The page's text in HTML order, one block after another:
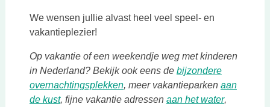
We wensen jullie alvast heel veel speel- en
vakantieplezier!
Op vakantie of een weekendje weg met kinderen
in Nederland? Bekijk ook eens de bijzondere
overnachtingsplekkenDeze link opent in een nieuwe tab
, meer vakantieparken aan
de kustDeze link opent in een nieuwe tab
, fijne vakantie adressen aan het waterDeze link
,